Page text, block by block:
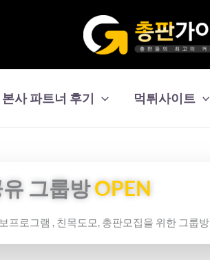
본사 파트너 후기 먹튀사이트
그룹방OPEN
프로그램 , 친목도모, 총판모집을 위한 그룹방